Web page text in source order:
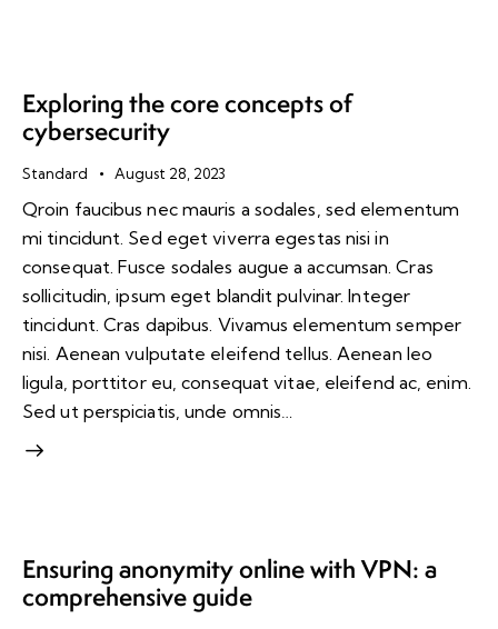
Exploring the core concepts of
cybersecurity
Standard August 28, 2023
Qroin faucibus nec mauris a sodales, sed elementum
mi tincidunt. Sed eget viverra egestas nisi in
consequat. Fusce sodales augue a accumsan. Cras
sollicitudin, ipsum eget blandit pulvinar. Integer
tincidunt. Cras dapibus. Vivamus elementum semper
nisi. Aenean vulputate eleifend tellus. Aenean leo
ligula, porttitor eu, consequat vitae, eleifend ac, enim.
Sed ut perspiciatis, unde omnis…
Ensuring anonymity online with VPN: a
comprehensive guide